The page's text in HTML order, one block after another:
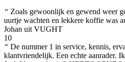
“ Zoals gewoonlijk en gewend weer
uurtje wachten en lekkere koffie was
Johan uit VUGHT
10
“ De nummer 1 in service, kennis,
klantvriendelijk. Een echte aanrader.